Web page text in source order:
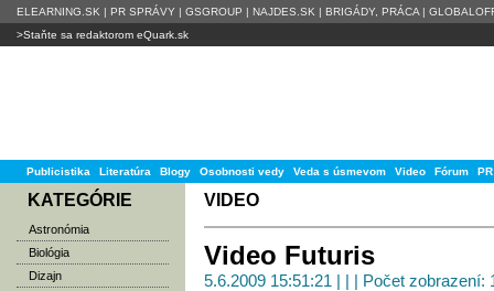
ELEARNING.SK | PR SPRÁVY | GSGROUP | NAJDES.SK | BRIGÁDY, PRÁCA |
>Staňte sa redaktorom eQuark.sk
Publicistika Literatúra Blogy Osobnosti vedy Veda s úsmevom Video Fórum
KATEGÓRIE
Astronómia
Biológia
Dizajn
VIDEO
Video Futuris
5.6.2009 15:51:21 | | | Počet zobrazení: